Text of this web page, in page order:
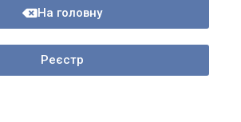
На головну
Реєстр